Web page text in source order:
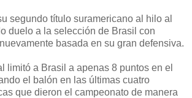
segundo título suramericano al hilo al
duelo a la selección de Brasil con
basada en su gran defensiva.
limitó a Brasil a apenas 8 puntos en el
el balón en las últimas cuatro
que dieron el campeonato de manera